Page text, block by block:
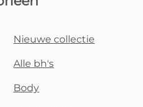
Nieuwe collectie
Alle bh's
Body